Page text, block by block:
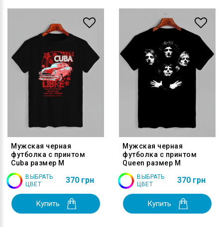
Мужская черная
футболка с принтом
Cuba размер M
ВЫБРАТЬ
ЦВЕТ
370 грн
Купить
Мужская черная
футболка с принтом
Queen размер M
ВЫБРАТЬ
ЦВЕТ
370 грн
Купить